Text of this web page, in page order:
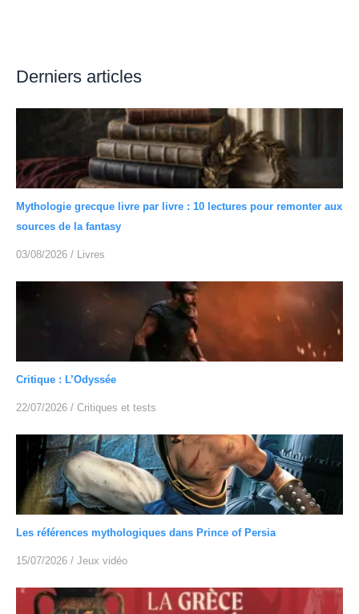
Derniers articles
Mythologie grecque livre par livre : 10 lectures pour remonter aux
sources de la fantasy
03/08/2026 / Livres
Critique : L’Odyssée
22/07/2026 / Critiques et tests
Les références mythologiques dans Prince of Persia
15/07/2026 / Jeux vidéo